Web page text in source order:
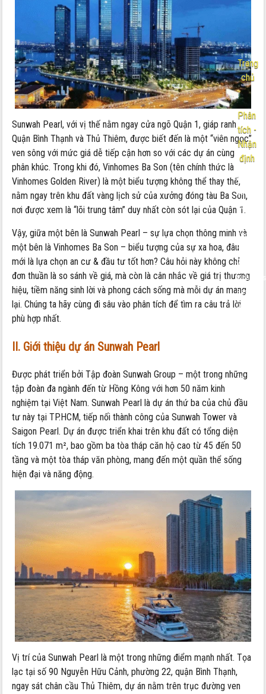
Trang
chủ
-
Phân
tích -
Nhận
định
Nội
dung:
So
Sunwah
pearl
và
Vinhomes
Bason
Quận
án
Sunwah Pearl, với vị thế nằm ngay cửa ngõ Quận 1, giáp ranh
Quận Bình Thạnh và Thủ Thiêm, được biết đến là một “viên ngọc”
ven sông với mức giá dễ tiếp cận hơn so với các dự án cùng
phân khúc. Trong khi đó, Vinhomes Ba Son (tên chính thức là
Vinhomes Golden River) là một biểu tượng không thể thay thế,
nằm ngay trên khu đất vàng lịch sử của xưởng đóng tàu Ba Son,
nơi được xem là “lõi trung tâm” duy nhất còn sót lại của Quận 1.
Vậy, giữa một bên là Sunwah Pearl – sự lựa chọn thông minh và
một bên là Vinhomes Ba Son – biểu tượng của sự xa hoa, đâu
mới là lựa chọn an cư & đầu tư tốt hơn? Câu hỏi này không chỉ
đơn thuần là so sánh về giá, mà còn là cân nhắc về giá trị thương
hiệu, tiềm năng sinh lời và phong cách sống mà mỗi dự án mang
lại. Chúng ta hãy cùng đi sâu vào phân tích để tìm ra câu trả lời
phù hợp nhất.
II. Giới thiệu dự án Sunwah Pearl
Được phát triển bởi Tập đoàn Sunwah Group – một trong những
tập đoàn đa ngành đến từ Hồng Kông với hơn 50 năm kinh
nghiệm tại Việt Nam. Sunwah Pearl là dự án thứ ba của chủ đầu
tư này tại TP.HCM, tiếp nối thành công của Sunwah Tower và
Saigon Pearl. Dự án được triển khai trên khu đất có tổng diện
tích 19.071 m², bao gồm ba tòa tháp căn hộ cao từ 45 đến 50
tầng và một tòa tháp văn phòng, mang đến một quần thể sống
hiện đại và năng động.
Vị trí của Sunwah Pearl là một trong những điểm mạnh nhất. Tọa
lạc tại số 90 Nguyễn Hữu Cảnh, phường 22, quận Bình Thạnh,
ngay sát chân cầu Thủ Thiêm, dự án nằm trên trục đường ven